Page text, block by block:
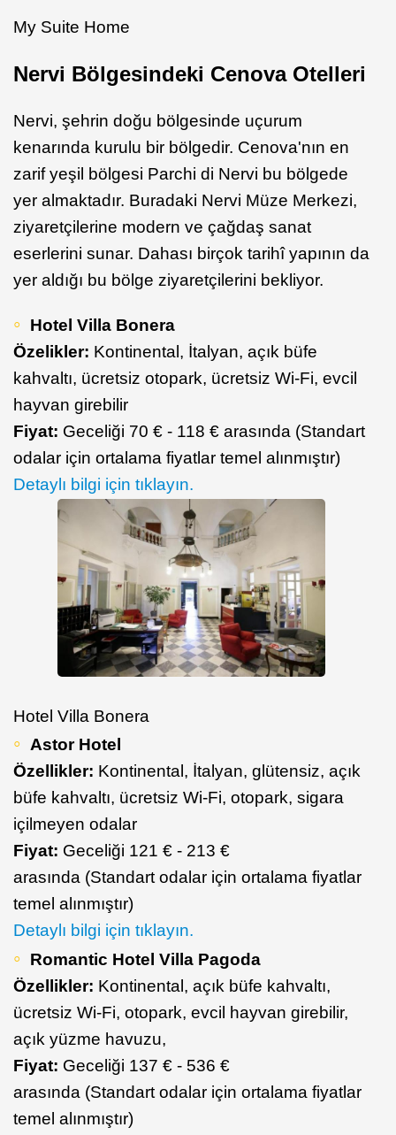
My Suite Home
Nervi Bölgesindeki Cenova Otelleri
Nervi, şehrin doğu bölgesinde uçurum
kenarında kurulu bir bölgedir. Cenova'nın en
zarif yeşil bölgesi Parchi di Nervi bu bölgede
yer almaktadır. Buradaki Nervi Müze Merkezi,
ziyaretçilerine modern ve çağdaş sanat
eserlerini sunar. Dahası birçok tarihî yapının da
yer aldığı bu bölge ziyaretçilerini bekliyor.
Hotel Villa Bonera
Özelikler: Kontinental, İtalyan, açık büfe
kahvaltı, ücretsiz otopark, ücretsiz Wi-Fi, evcil
hayvan girebilir
Fiyat: Geceliği 70 € - 118 € arasında (Standart
odalar için ortalama fiyatlar temel alınmıştır)
​Detaylı bilgi için tıklayın.
Hotel Villa Bonera
Astor Hotel
Özellikler: Kontinental, İtalyan, glütensiz, açık
büfe kahvaltı, ücretsiz Wi-Fi, otopark, sigara
içilmeyen odalar
Fiyat: Geceliği 121 € - 213 €
arasında (Standart odalar için ortalama fiyatlar
temel alınmıştır)
Detaylı bilgi için tıklayın.
Romantic Hotel Villa Pagoda
Özellikler: Kontinental, açık büfe kahvaltı,
ücretsiz Wi-Fi, otopark, evcil hayvan girebilir,
açık yüzme havuzu,
Fiyat: Geceliği 137 € - 536 €
arasında (Standart odalar için ortalama fiyatlar
temel alınmıştır)